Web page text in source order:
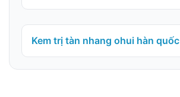
Kem trị tàn nhang ohui hàn quốc